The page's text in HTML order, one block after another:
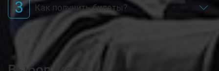
3 Как получить билеты?